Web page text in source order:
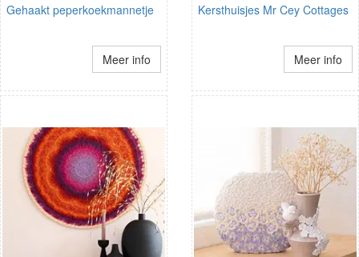
Gehaakt peperkoekmannetje
Meer info
Kersthuisjes Mr Cey Cottages
Meer info